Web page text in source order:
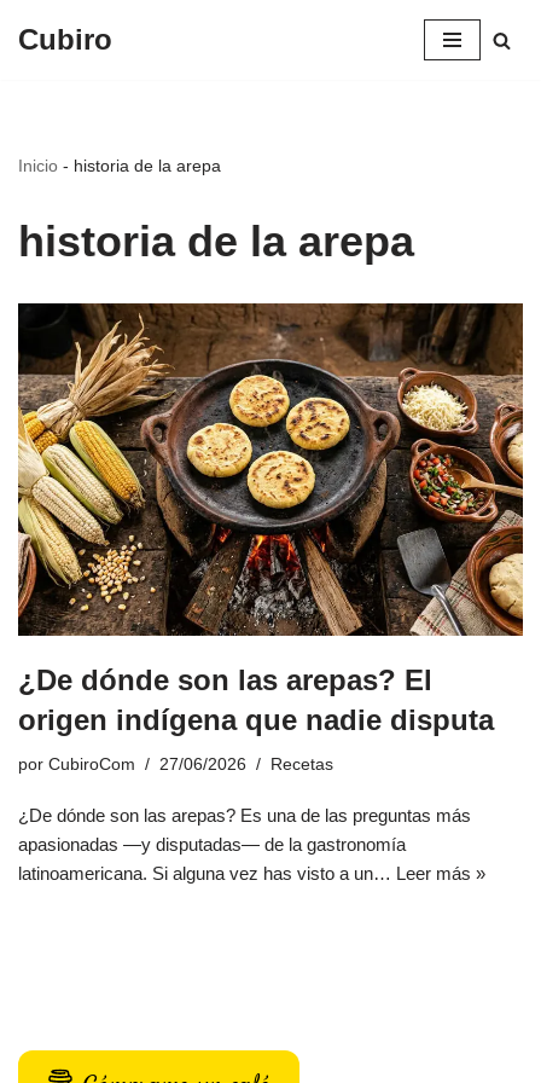
Cubiro
Inicio - historia de la arepa
historia de la arepa
¿De dónde son las arepas? El
origen indígena que nadie disputa
por CubiroCom 27/06/2026 Recetas
¿De dónde son las arepas? Es una de las preguntas más
apasionadas —y disputadas— de la gastronomía
latinoamericana. Si alguna vez has visto a un… Leer más »